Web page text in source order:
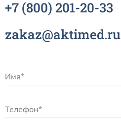
+7 (800) 201-20-33
zakaz@aktimed.ru